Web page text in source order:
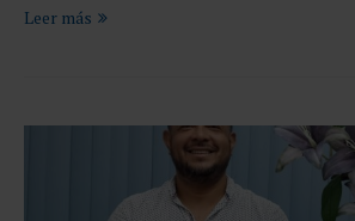
Leer más